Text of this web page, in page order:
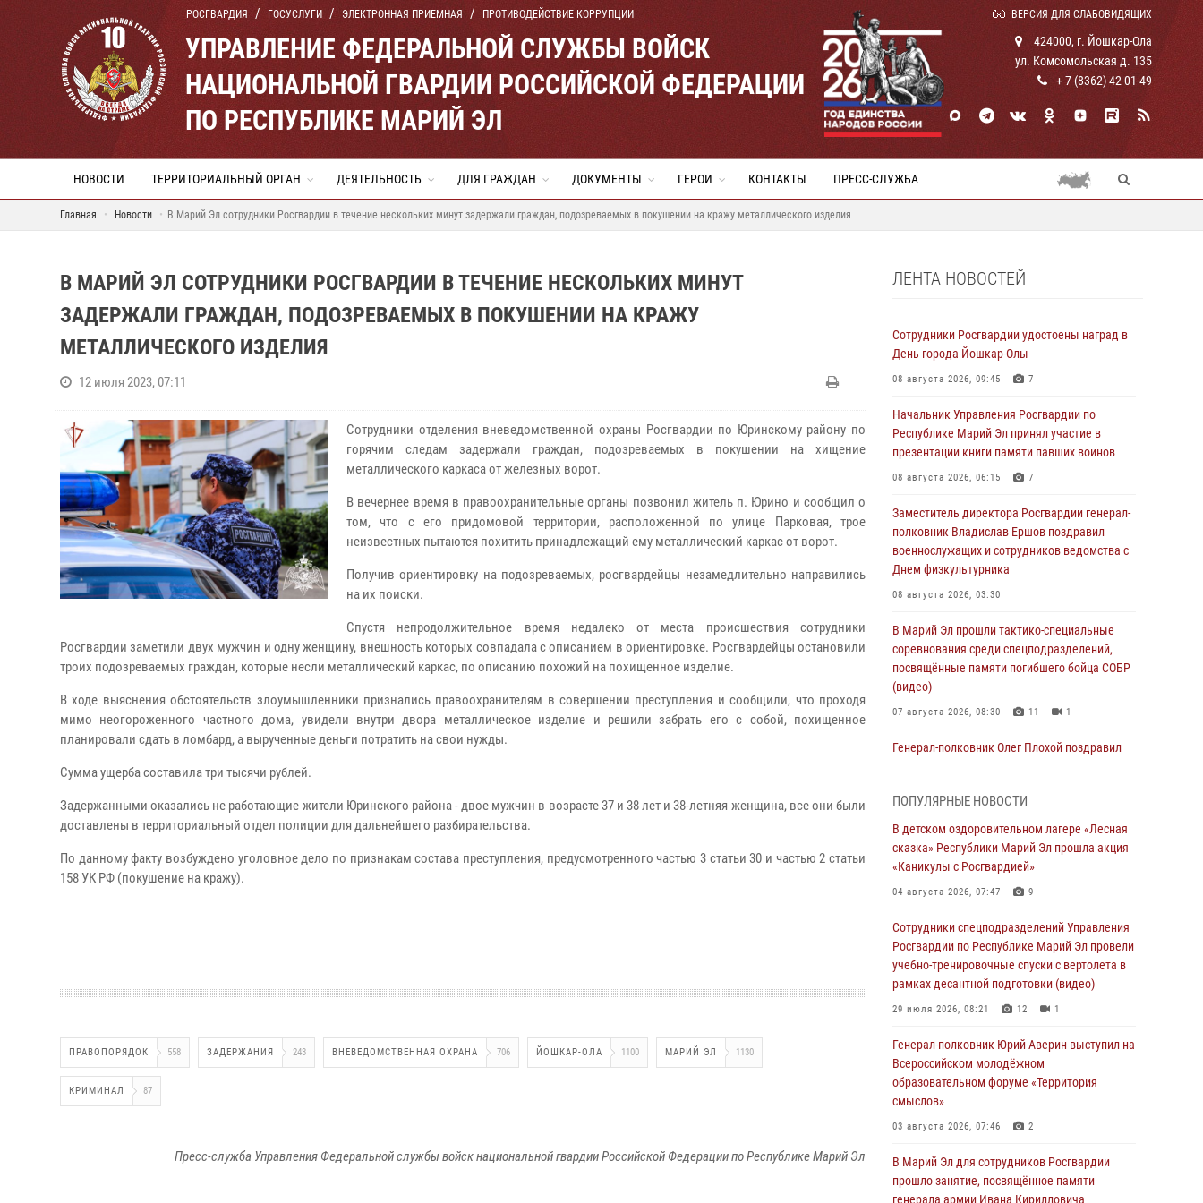
РОСГВАРДИЯ ГОСУСЛУГИ ЭЛЕКТРОННАЯ ПРИЕМНАЯ ПРОТИВОДЕЙСТВИЕ КОРРУПЦИИ ВЕРСИЯ ДЛЯ СЛАБОВИДЯЩИХ
УПРАВЛЕНИЕ ФЕДЕРАЛЬНОЙ СЛУЖБЫ ВОЙСК
НАЦИОНАЛЬНОЙ ГВАРДИИ РОССИЙСКОЙ ФЕДЕРАЦИИ
ПО РЕСПУБЛИКЕ МАРИЙ ЭЛ
424000, г. Йошкар-Ола
ул. Комсомольская д. 135
+ 7 (8362) 42-01-49
НОВОСТИ ТЕРРИТОРИАЛЬНЫЙ ОРГАН ДЕЯТЕЛЬНОСТЬ ДЛЯ ГРАЖДАН ДОКУМЕНТЫ ГЕРОИ КОНТАКТЫ ПРЕСС-СЛУЖБА
Главная Новости В Марий Эл сотрудники Росгвардии в течение нескольких минут задержали граждан, подозреваемых в покушении на кражу металлического изделия
В МАРИЙ ЭЛ СОТРУДНИКИ РОСГВАРДИИ В ТЕЧЕНИЕ НЕСКОЛЬКИХ МИНУТ
ЗАДЕРЖАЛИ ГРАЖДАН, ПОДОЗРЕВАЕМЫХ В ПОКУШЕНИИ НА КРАЖУ
МЕТАЛЛИЧЕСКОГО ИЗДЕЛИЯ
12 июля 2023, 07:11
Сотрудники отделения вневедомственной охраны Росгвардии по Юринскому району по
горячим следам задержали граждан, подозреваемых в покушении на хищение
металлического каркаса от железных ворот.
В вечернее время в правоохранительные органы позвонил житель п. Юрино и сообщил о
том, что с его придомовой территории, расположенной по улице Парковая, трое
неизвестных пытаются похитить принадлежащий ему металлический каркас от ворот.
Получив ориентировку на подозреваемых, росгвардейцы незамедлительно направились
на их поиски.
Спустя непродолжительное время недалеко от места происшествия сотрудники
Росгвардии заметили двух мужчин и одну женщину, внешность которых совпадала с описанием в ориентировке. Росгвардейцы остановили
троих подозреваемых граждан, которые несли металлический каркас, по описанию похожий на похищенное изделие.
В ходе выяснения обстоятельств злоумышленники признались правоохранителям в совершении преступления и сообщили, что проходя
мимо неогороженного частного дома, увидели внутри двора металлическое изделие и решили забрать его с собой, похищенное
планировали сдать в ломбард, а вырученные деньги потратить на свои нужды.
Сумма ущерба составила три тысячи рублей.
Задержанными оказались не работающие жители Юринского района - двое мужчин в возрасте 37 и 38 лет и 38-летняя женщина, все они были
доставлены в территориальный отдел полиции для дальнейшего разбирательства.
По данному факту возбуждено уголовное дело по признакам состава преступления, предусмотренного частью 3 статьи 30 и частью 2 статьи
158 УК РФ (покушение на кражу).
ПРАВОПОРЯДОК 558 ЗАДЕРЖАНИЯ 243 ВНЕВЕДОМСТВЕННАЯ ОХРАНА 706 ЙОШКАР-ОЛА 1100 МАРИЙ ЭЛ 1130
КРИМИНАЛ 87
Пресс-служба Управления Федеральной службы войск национальной гвардии Российской Федерации по Республике Марий Эл
ЛЕНТА НОВОСТЕЙ
Сотрудники Росгвардии удостоены наград в
День города Йошкар-Олы
08 августа 2026, 09:45 7
Начальник Управления Росгвардии по
Республике Марий Эл принял участие в
презентации книги памяти павших воинов
08 августа 2026, 06:15 7
Заместитель директора Росгвардии генерал-
полковник Владислав Ершов поздравил
военнослужащих и сотрудников ведомства с
Днем физкультурника
08 августа 2026, 03:30
В Марий Эл прошли тактико-специальные
соревнования среди спецподразделений,
посвящённые памяти погибшего бойца СОБР
(видео)
07 августа 2026, 08:30 11 1
Генерал-полковник Олег Плохой поздравил
специалистов организационно-штатных
профессиональным праздником
07 августа 2026, 06:47
Начальник отдела вневедомственной
охраны Управления Росгвардии по
Всероссийском семинаре в Нижнем
Новгороде (видео)
07 августа 2026, 06:25 8 1
Команда «Росгвардия» принимает участие в
Марий Эл
07 августа 2026, 05:43 10
Представитель вневедомственной охраны
Управления Росгвардии по Республике
методическом сборе Росгвардии в Ижевске
06 августа 2026, 09:37 10
ПОПУЛЯРНЫЕ НОВОСТИ
В детском оздоровительном лагере «Лесная
сказка» Республики Марий Эл прошла акция
«Каникулы с Росгвардией»
04 августа 2026, 07:47 9
Сотрудники спецподразделений Управления
Росгвардии по Республике Марий Эл провели
учебно-тренировочные спуски с вертолета в
рамках десантной подготовки (видео)
29 июля 2026, 08:21 12 1
Генерал-полковник Юрий Аверин выступил на
Всероссийском молодёжном
образовательном форуме «Территория
смыслов»
03 августа 2026, 07:46 2
В Марий Эл для сотрудников Росгвардии
прошло занятие, посвящённое памяти
генерала армии Ивана Кирилловича